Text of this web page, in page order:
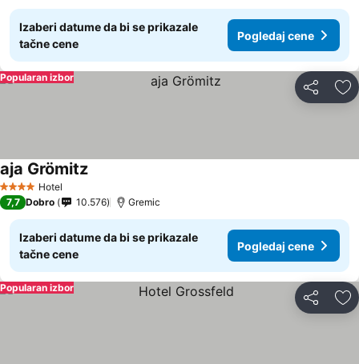
Izaberi datume da bi se prikazale
tačne cene
Pogledaj cene
Deli
Popularan izbor
4 ZvezdiceHotel
aja GrömitzPogledaj cene
7,7 Dobro 10.576 Gremic
Izaberi datume da bi se prikazale
tačne cene
Pogledaj cene
Deli
Popularan izbor